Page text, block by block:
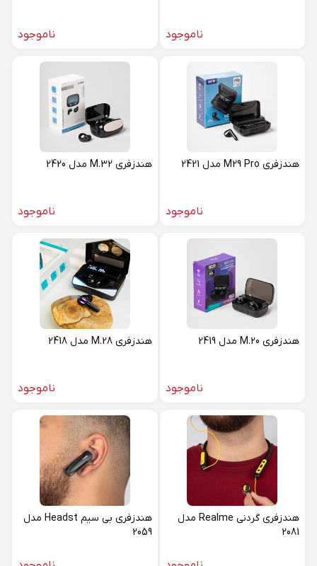
ناموجود ناموجود
هندزفری M29 Pro مدل 2421
ناموجود
هندزفری M.32 مدل 2420
ناموجود
هندزفری M.20 مدل 2419
ناموجود
هندزفری M.28 مدل 2418
ناموجود
هندزفری گردنی Realme مدل
2081
هندزفری بی سیم Headst مدل
2059